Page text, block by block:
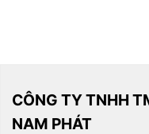
CÔNG TY TNHH
NAM PHÁT